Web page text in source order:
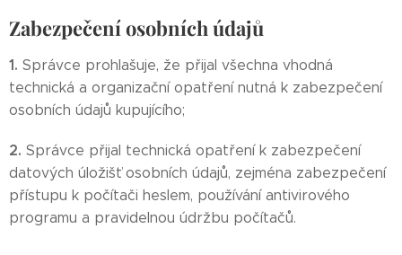
Zabezpečení osobních údajů
1. Správce prohlašuje, že přijal všechna vhodná
technická a organizační opatření nutná k zabezpečení
osobních údajů kupujícího;
2. Správce přijal technická opatření k zabezpečení
datových úložišť osobních údajů, zejména zabezpečení
přístupu k počítači heslem, používání antivirového
programu a pravidelnou údržbu počítačů.